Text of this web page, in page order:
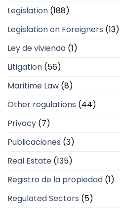
Legislation (188)
Legislation on Foreigners (13)
Ley de vivienda (1)
Litigation (56)
Maritime Law (8)
Other regulations (44)
Privacy (7)
Publicaciones (3)
Real Estate (135)
Registro de la propiedad (1)
Regulated Sectors (5)